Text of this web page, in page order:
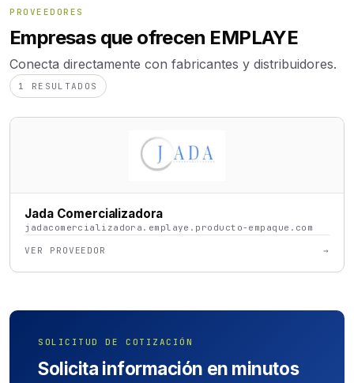
PROVEEDORES
Empresas que ofrecen EMPLAYE
Conecta directamente con fabricantes y distribuidores.
1 RESULTADOS
Jada Comercializadora
jadacomercializadora.emplaye.producto-empaque.com
VER PROVEEDOR →
SOLICITUD DE COTIZACIÓN
Solicita información en minutos